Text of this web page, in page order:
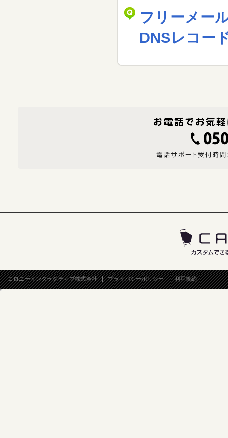
フリーメー
DNSレコー
コロニーインタラクティブ株式会社 プライバシーポリシー 利用規約